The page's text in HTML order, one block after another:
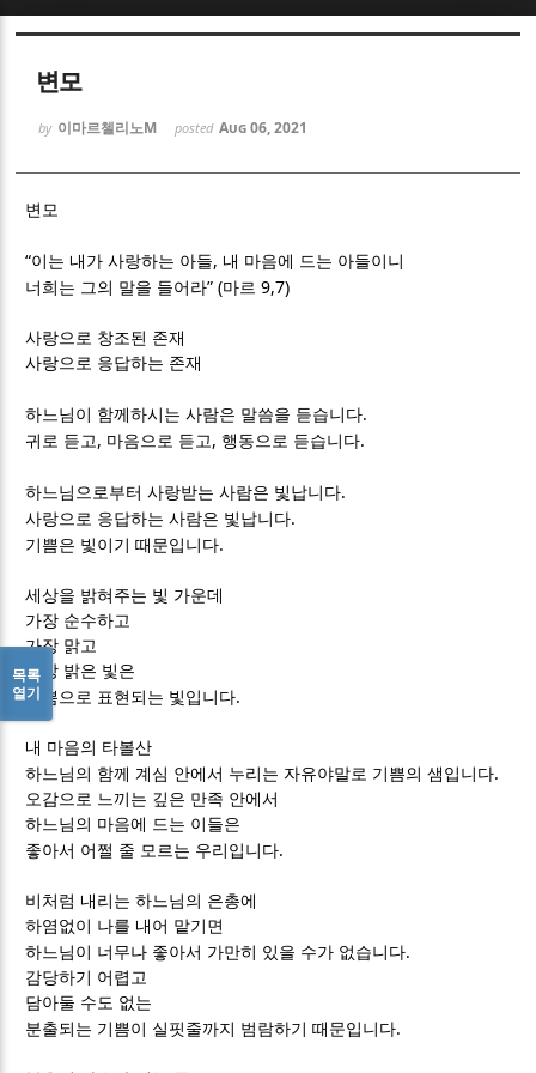
변모
by 이마르첼리노M posted Aug 06, 2021
변모
“이는 내가 사랑하는 아들, 내 마음에 드는 아들이니
너희는 그의 말을 들어라” (마르9,7)
사랑으로 창조된 존재
사랑으로 응답하는 존재
하느님이 함께하시는 사람은 말씀을 듣습니다.
귀로 듣고 , 마음으로 듣고 , 행동으로 듣습니다.
하느님으로부터 사랑받는 사람은 빛납니다.
사랑으로 응답하는 사람은 빛납니다.
기쁨은 빛이기 때문입니다.
세상을 밝혀주는 빛 가운데
가장 순수하고
가장 맑고
가장 밝은 빛은
기쁨으로 표현되는 빛입니다.
내 마음의 타볼산
하느님의 함께 계심 안에서 누리는 자유야말로 기쁨의 샘입니다.
오감으로 느끼는 깊은 만족 안에서
하느님의 마음에 드는 이들은
좋아서 어쩔 줄 모르는 우리입니다.
비처럼 내리는 하느님의 은총에
하염없이 나를 내어 맡기면
하느님이 너무나 좋아서 가만히 있을 수가 없습니다.
감당하기 어렵고
담아둘 수도 없는
분출되는 기쁨이 실핏줄까지 범람하기 때문입니다.
목록
열기
Sketchbook5, 스케치북5
Sketchbook5, 스케치북5
Sketchbook5, 스케치북5
Sketchbook5, 스케치북5